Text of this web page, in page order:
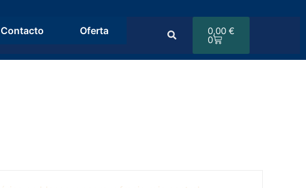
Contacto Oferta 0,00€
0